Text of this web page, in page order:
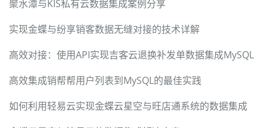
聚水潭与KIS私有云数据集成案例分享
实现金蝶与纷享销客数据无缝对接的技术详解
高效对接：使用API实现吉客云退换补发单数据集成MySQL
高效集成销帮帮用户列表到MySQL的最佳实践
如何利用轻易云实现金蝶云星空与旺店通系统的数据集成